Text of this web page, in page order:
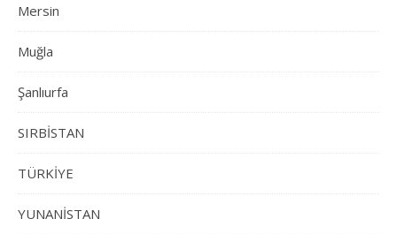
Mersin
Muğla
Şanlıurfa
SIRBİSTAN
TÜRKİYE
YUNANİSTAN